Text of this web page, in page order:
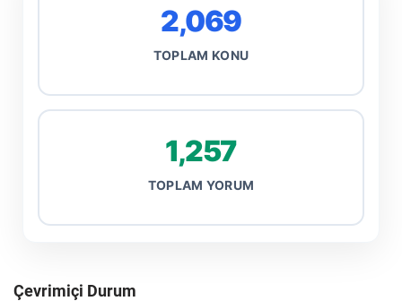
2,069
TOPLAM KONU
1,257
TOPLAM YORUM
Çevrimiçi Durum